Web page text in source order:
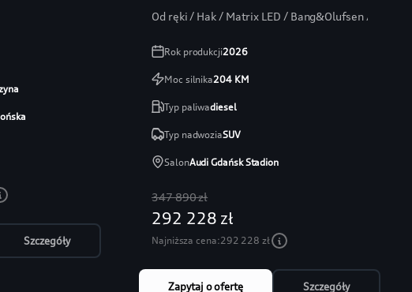
Szczegóły
Od ręki / Hak / Matrix LED / Bang&Olufsen / Head-
Rok produkcji2026
Moc silnika204KM
Typ paliwadiesel
Typ nadwoziaSUV
SalonAudi Gdańsk Stadion
347 890 zł
292 228 zł
Najniższa cena:292 228 zł
Zapytaj o ofertę Szczegóły